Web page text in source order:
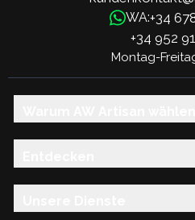
WA:+34
+34 952
Montag-